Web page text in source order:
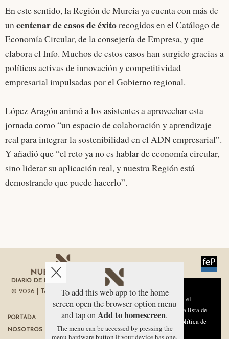
En este sentido, la Región de Murcia ya cuenta con más de
uncentenar de casos de éxitorecogidos en el Catálogo de
Economía Circular, de la consejería de Empresa, y que
elabora el Info. Muchos de estos casos han surgido gracias a
políticas activas de innovación y competitividad
empresarial impulsadas por el Gobierno regional.
López Aragón animó a los asistentes a aprovechar esta
jornada como “un espacio de colaboración y aprendizaje
real para integrar la sostenibilidad en el ADN empresarial”.
Y añadió que “el reto ya no es hablar de economía circular,
sino liderar su aplicación real, y nuestra Región está
demostrando que puede hacerlo”.
DIARIO DE ECONOMÍA DE LA REGIÓN DE MURCIA
© 2026 | Todos los derechos reservados
PORTADA
NOSOTROS
TÉRMINOS DE USO
PROTECCIÓN DE DATOS
To add this web app to the home
screen open the browser option menu
and tap onAdd to homescreen.
The menu can be accessed by pressing the
menu hardware button if your device has one,
Aviso sobre el Uso de cookies:
Utilizamos cookies nuestras y de terceros para el
funcionamiento del digital. Puedes consultar la lista de
cookies y como desconectarlas.Ver nuestra Política de
Privacidad y Cookies